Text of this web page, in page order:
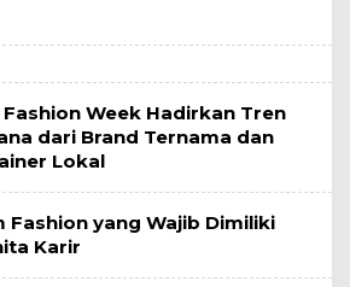
Fashion Week Hadirkan Tren
dari Brand Ternama dan
Lokal
Fashion yang Wajib Dimiliki
Karir